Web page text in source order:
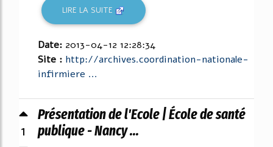
LIRE LA SUITE
Date: 2013-04-12 12:28:34
Site : http://archives.coordination-nationale-
infirmiere ...
1
Présentation de l'Ecole | École de santé
publique - Nancy ...